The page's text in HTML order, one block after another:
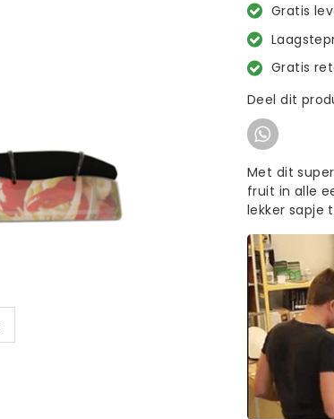
Gratis
Gratis
Deel dit
Met dit
fruit in alle
lekker sapje